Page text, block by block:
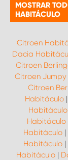
MOSTRAR
HABITÁCULO
Citroen
Dacia
Citroen
Citroen
Citroen
Habitáculo |
Habitáculo
Habitáculo
Habitáculo|
Habitáculo |
Habitáculo |